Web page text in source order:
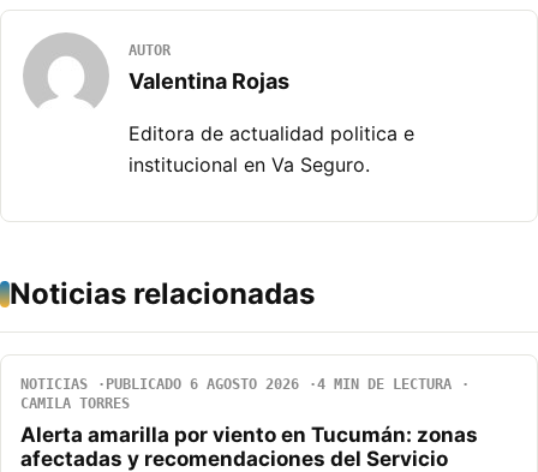
AUTOR
Valentina Rojas
Editora de actualidad politica e
institucional en Va Seguro.
Noticias relacionadas
NOTICIAS PUBLICADO 6 AGOSTO 2026
4 MIN DE LECTURA
CAMILA TORRES
Alerta amarilla por viento en Tucumán: zonas
afectadas y recomendaciones del Servicio